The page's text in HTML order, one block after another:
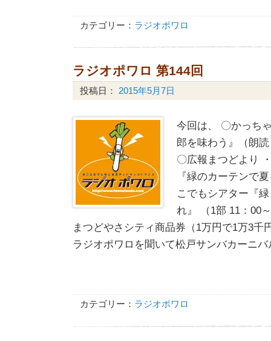
カテゴリー： ラジオポワロ
ラジオポワロ 第144回
投稿日： 2015年5月7日
今回は、 〇かっち
郎を味わう』（朗
〇広報まつどより
『緑のカーテンで
こでもシアター『
れ』 （1部 11：00
まつどやさシティ商品券（1万円で1万3千
ラジオポワロを聞いて松戸サンバカーニ
カテゴリー： ラジオポワロ